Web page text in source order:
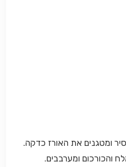
ומטגנים את האורז כדקה.
והכורכום ומערבבים.